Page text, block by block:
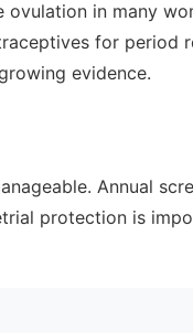
in many
for period
evidence.
Annual
protection is